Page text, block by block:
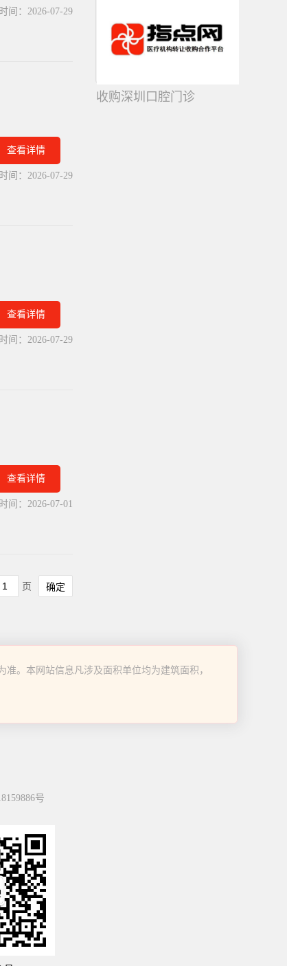
间： 2026-07-29
查看详情
间： 2026-07-29
查看详情
间： 2026-07-29
查看详情
间： 2026-07-01
页 确定
收购深圳口腔门诊
。本网站信息凡涉及面积单位均为建筑面积，
号